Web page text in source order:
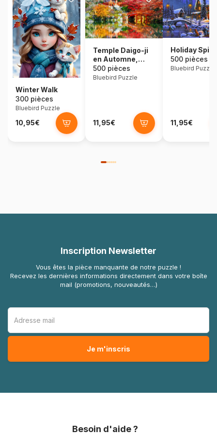
Winter Walk
300 pièces
Bluebird Puzzle
10,95€
Temple Daigo-ji
en Automne,
Kyoto
500 pièces
Bluebird Puzzle
11,95€
Holiday Spirit
500 pièces
Bluebird Puzzle
11,95€
Inscription Newsletter
Vous êtes la pièce manquante de notre puzzle !
Recevez les dernières informations directement dans votre boîte
mail (promotions, nouveautés…)
Besoin d'aide ?